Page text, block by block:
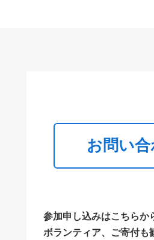
お問い
参加申し込みはこちらか
ボランティア、ご寄付も